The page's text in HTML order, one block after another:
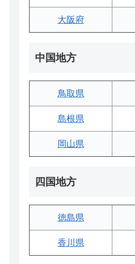
大阪府
中国地方
鳥取県
島根県
岡山県
四国地方
徳島県
香川県